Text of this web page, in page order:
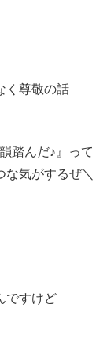
く尊敬の話
踏んだ♪』って
気がするぜ＼
ですけど